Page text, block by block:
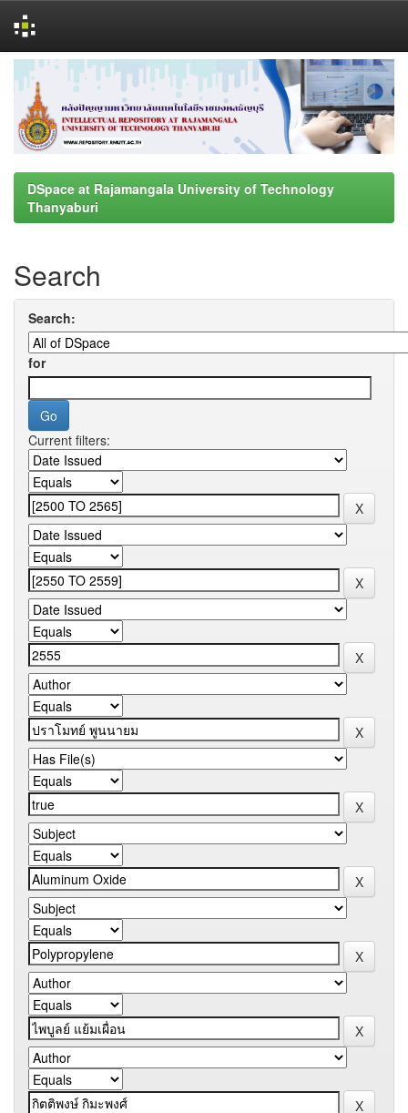
navigation
DSpace at Rajamangala University of Technology
Thanyaburi
Search
Search:
for
Current filters: